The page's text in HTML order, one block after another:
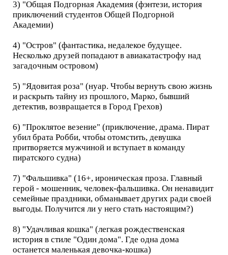
3) "Общая Подгорная Академия (фэнтези, история
приключений студентов Общей Подгорной
Академии)
4) "Остров" (фантастика, недалекое будущее.
Несколько друзей попадают в авиакатастрофу над
загадочным островом)
5) "Ядовитая роза" (нуар. Чтобы вернуть свою жизнь
и раскрыть тайну из прошлого, Марко, бывший
детектив, возвращается в Город Грехов)
6) "Проклятое везение" (приключение, драма. Пират
убил брата Робби, чтобы отомстить, девушка
притворяется мужчиной и вступает в команду
пиратского судна)
7) "Фальшивка" (16+, ироническая проза. Главный
герой - мошенник, человек-фальшивка. Он ненавидит
семейные праздники, обманывает других ради своей
выгоды. Получится ли у него стать настоящим?)
8) "Удачливая кошка" (легкая рождественская
история в стиле "Один дома". Где одна дома
останется маленькая девочка-кошка)